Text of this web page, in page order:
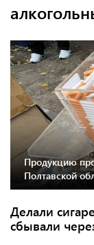
Продукцию
Полтавской
Делали
сбывали